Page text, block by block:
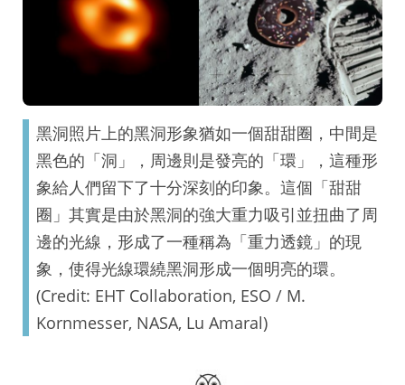
黑洞照片上的黑洞形象猶如一個甜甜圈，中間是
黑色的「洞」，周邊則是發亮的「環」，這種形
象給人們留下了十分深刻的印象。這個「甜甜
圈」其實是由於黑洞的強大重力吸引並扭曲了周
邊的光線，形成了一種稱為「重力透鏡」的現
象，使得光線環繞黑洞形成一個明亮的環。
(Credit: EHT Collaboration, ESO / M.
Kornmesser, NASA, Lu Amaral)